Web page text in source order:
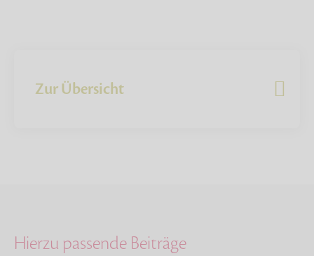
Zur Übersicht
Hierzu passende Beiträge